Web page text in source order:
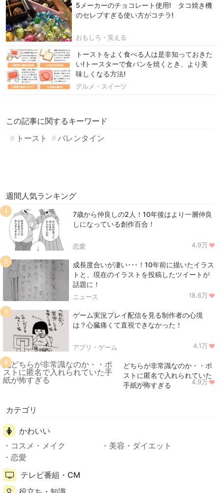
5メーカーのチョコレート使用! タコ焼き機
のセレブすぎる使い方がコチラ!
おもしろ・笑える
トーストをよく食べる人は是非知っておきた
い!トースターで食パンを焼くとき、より美
味しくなる方法!
グルメ・スイーツ
この記事に関するキーワード
トースト
バレンタイン
週間人気ランキング
7歳から仲良しの2人！10年後はより一層仲良
しになっている創作百合！
恋愛 4.9万
1
成長度合いが凄い･･･！10年前に描いたイラス
トと、現在のイラストを投稿したツイートが
話題に！
ニュース 18.6万
2
ゲーム実況プレイ配信を見る制作者の心境
は？心臓痛くて直視できなかった！
アプリ・ゲーム 4.1万
3
どちらが非常識なのか・・ポ
ストに匿名で入れられていた
手紙が怖すぎる
ニュース 4.9万
4
カテゴリ
かわいい
コスメ・メイク
美容・ダイエット
恋愛
テレビ番組・CM